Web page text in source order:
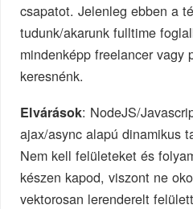
csapatot. Jelenleg ebben a
tudunk/akarunk fulltime
mindenképp freelancer vagy
keresnénk.
Elvárások: NodeJS/
ajax/async alapú dinamikus
Nem kell felületeket és
készen kapod, viszont ne
vektorosan lerenderelt